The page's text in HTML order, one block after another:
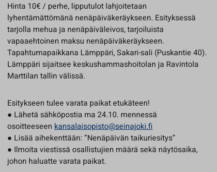
Hinta 10€ / perhe, lipputulot lahjoitetaan
lyhentämättömänä nenäpäiväkeräykseen. Esityksessä
tarjolla mehua ja nenäpäiväleivos, tarjoiluista
vapaaehtoinen maksu nenäpäiväkeräykseen.
Tapahtumapaikkana Lämppäri, Sakari-sali (Puskantie 40).
Lämppäri sijaitsee keskushammashoitolan ja Ravintola
Marttilan tallin välissä.
Esitykseen tulee varata paikat etukäteen!
● Lähetä sähköpostia ma 24.10. mennessä
osoitteeseen kansalaisopisto@seinajoki.fi
● Lisää aihekenttään: ”Nenäpäivän taikuriesitys”
● Ilmoita viestissä osallistujien määrä sekä näytösaika,
johon haluatte varata paikat.